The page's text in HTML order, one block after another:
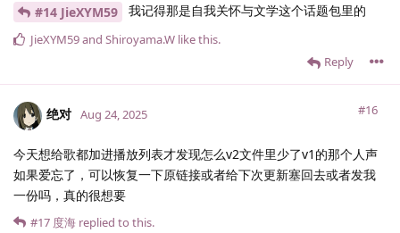
#14 JieXYM59 我记得那是自我关怀与文学这个话题包里的
Reply
JieXYM59and Shiroyama.​W like this.
绝对 #16
Aug 24, 2025
今天想给歌都加进播放列表才发现怎么v2文件里少了v1的那个人声
如果爱忘了，可以恢复一下原链接或者给下次更新塞回去或者发我
一份吗，真的很想要
#17 度海 replied to this.